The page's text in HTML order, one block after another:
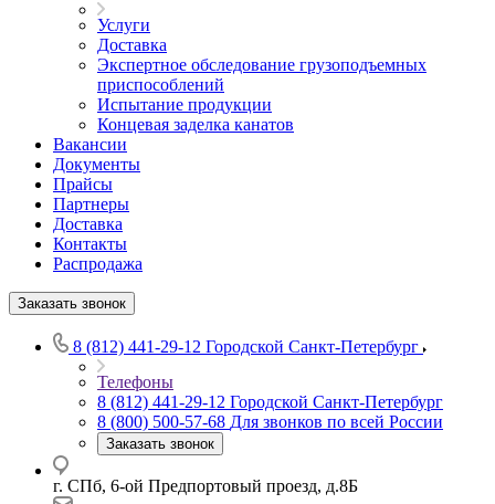
Услуги
Доставка
Экспертное обследование грузоподъемных
приспособлений
Испытание продукции
Концевая заделка канатов
Вакансии
Документы
Прайсы
Партнеры
Доставка
Контакты
Распродажа
Заказать звонок
8 (812) 441-29-12 Городской Санкт-Петербург
Телефоны
8 (812) 441-29-12 Городской Санкт-Петербург
8 (800) 500-57-68 Для звонков по всей России
Заказать звонок
г. СПб, 6-ой Предпортовый проезд, д.8Б